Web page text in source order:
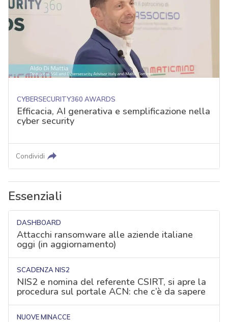
CYBERSECURITY360 AWARDS
Efficacia, AI generativa e semplificazione nella
cyber security
Condividi
Essenziali
DASHBOARD
Attacchi ransomware alle aziende italiane
oggi (in aggiornamento)
SCADENZA NIS2
NIS2 e nomina del referente CSIRT, si apre la
procedura sul portale ACN: che c’è da sapere
NUOVE MINACCE